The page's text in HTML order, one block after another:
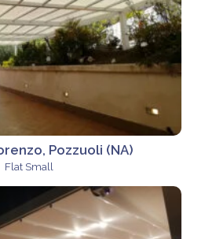
Pozzuoli (NA)
Flat Small